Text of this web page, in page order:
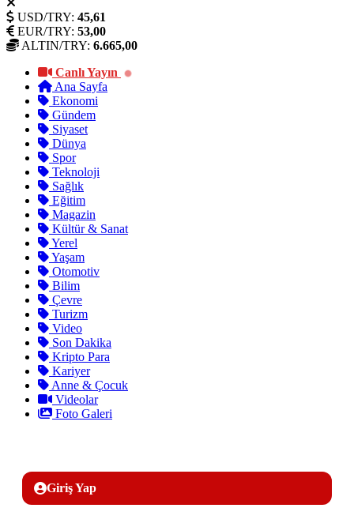
USD/TRY: 45,61
EUR/TRY: 53,00
ALTIN/TRY: 6.665,00
Canlı Yayın
Ana Sayfa
Ekonomi
Gündem
Siyaset
Dünya
Spor
Teknoloji
Sağlık
Eğitim
Magazin
Kültür & Sanat
Yerel
Yaşam
Otomotiv
Bilim
Çevre
Turizm
Video
Son Dakika
Kripto Para
Kariyer
Anne & Çocuk
Videolar
Foto Galeri
Giriş Yap